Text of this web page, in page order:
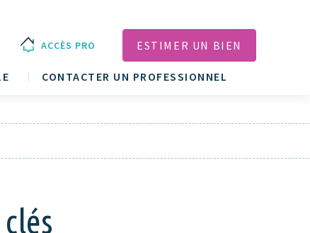
CONTACTER UN PROFESSIONNEL
ACCÈS PRO ESTIMER UN BIEN